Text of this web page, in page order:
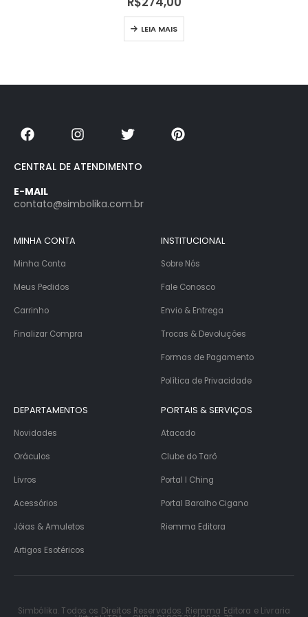
LEIA MAIS
CENTRAL DE ATENDIMENTO
E-MAIL
contato@simbolika.com.br
MINHA CONTA
Minha Conta
Meus Pedidos
Carrinho
Finalizar Compra
INSTITUCIONAL
Sobre Nós
Fale Conosco
Envio & Entrega
Trocas & Devoluções
Formas de Pagamento
Política de Privacidade
DEPARTAMENTOS
Novidades
Oráculos
Livros
Acessórios
Jóias & Amuletos
Artigos Esotéricos
PORTAIS & SERVIÇOS
Atacado
Clube do Tarô
Portal I Ching
Portal Baralho Cigano
Riemma Editora
Simbólika. Todos os Direitos Reservados. Riemma Editora e Livraria